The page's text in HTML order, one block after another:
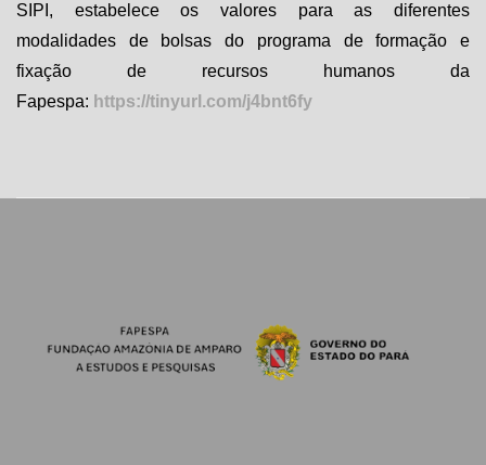
SIPI, estabelece os valores para as diferentes
modalidades de bolsas do programa de formação e
fixação de recursos humanos da
Fapespa: https://tinyurl.com/j4bnt6fy